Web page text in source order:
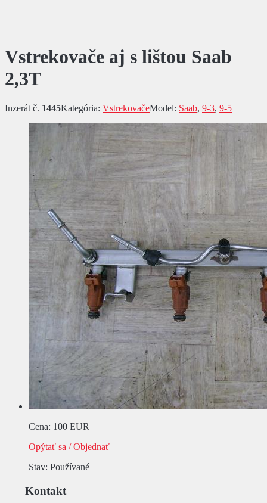
Vstrekovače aj s lištou Saab
2,3T
Inzerát č. 1445Kategória: VstrekovačeModel: Saab, 9-3, 9-5
Cena: 100 EUR
Opýtať sa / Objednať
Stav: Používané
Kontakt